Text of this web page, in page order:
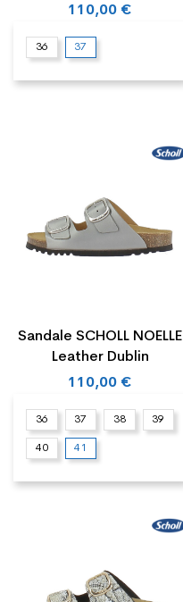
110,00 €
36 37
Sandale SCHOLL NOELLE
Leather Dublin
110,00 €
36 37 38 39
40 41